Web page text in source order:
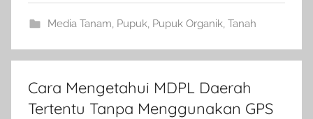
Media Tanam, Pupuk, Pupuk Organik, Tanah
Cara Mengetahui MDPL Daerah
Tertentu Tanpa Menggunakan GPS